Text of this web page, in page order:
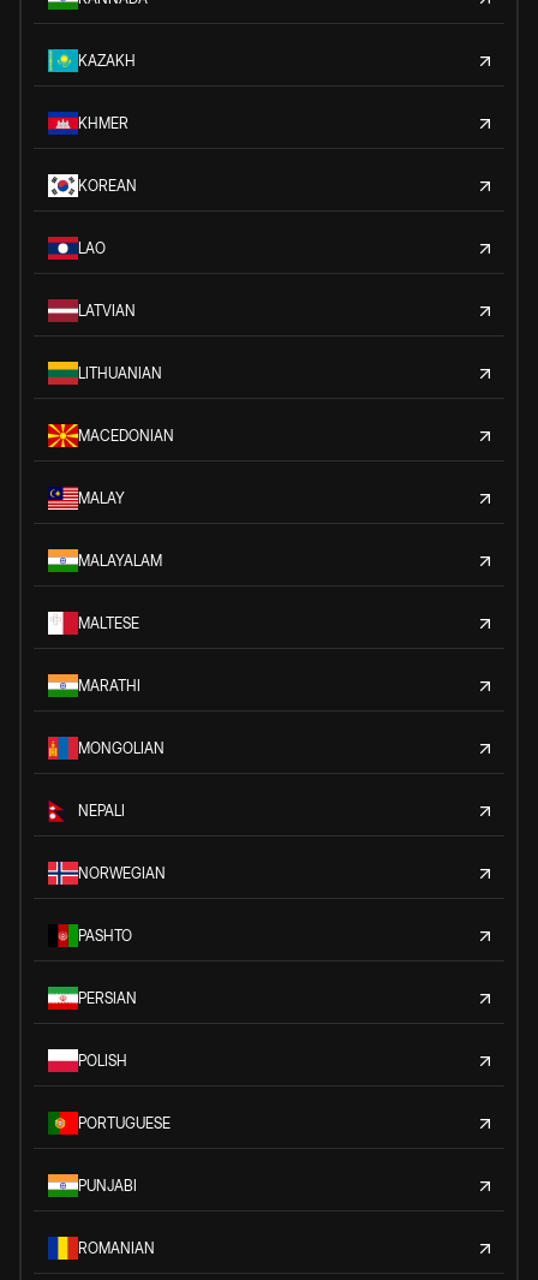
KAZAKH
KHMER
KOREAN
LAO
LATVIAN
LITHUANIAN
MACEDONIAN
MALAY
MALAYALAM
MALTESE
MARATHI
MONGOLIAN
NEPALI
NORWEGIAN
PASHTO
PERSIAN
POLISH
PORTUGUESE
PUNJABI
ROMANIAN